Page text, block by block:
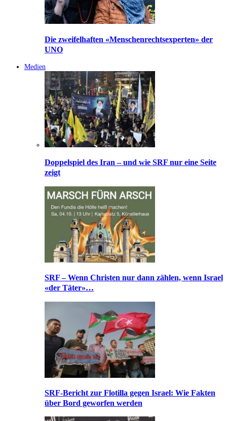
Die zweifelhaften «Menschenrechtsexperten» der
UNO
Medien
Doppelspiel des Iran – und wie SRF nur eine Seite
zeigt
SRF – Wenn Christen nur dann zählen, wenn Israel
«der Täter»…
SRF-Bericht zur Flotilla gegen Israel: Wie Fakten
über Bord geworfen werden